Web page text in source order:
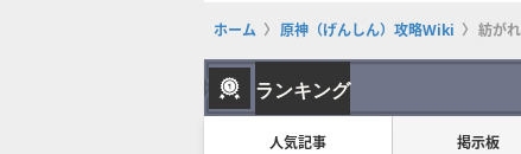
ホーム 原神（げんしん）攻略Wiki 紡が
ランキング
人気記事 掲示板